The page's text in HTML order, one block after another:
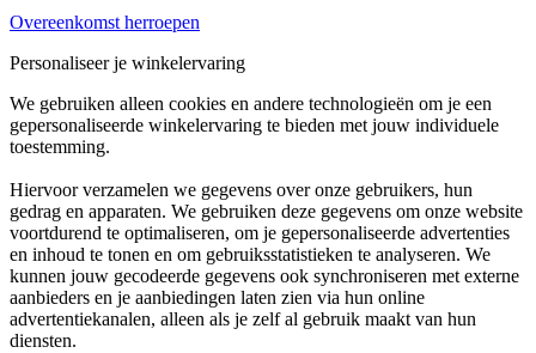
Overeenkomst herroepen
Personaliseer je winkelervaring
We gebruiken alleen cookies en andere technologieën om je een
gepersonaliseerde winkelervaring te bieden met jouw individuele
toestemming.
Hiervoor verzamelen we gegevens over onze gebruikers, hun
gedrag en apparaten. We gebruiken deze gegevens om onze website
voortdurend te optimaliseren, om je gepersonaliseerde advertenties
en inhoud te tonen en om gebruiksstatistieken te analyseren. We
kunnen jouw gecodeerde gegevens ook synchroniseren met externe
aanbieders en je aanbiedingen laten zien via hun online
advertentiekanalen, alleen als je zelf al gebruik maakt van hun
diensten.